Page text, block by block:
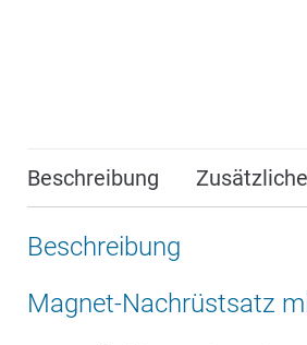
Beschreibung
Beschreibung
Magnet-Nachrüstsatz